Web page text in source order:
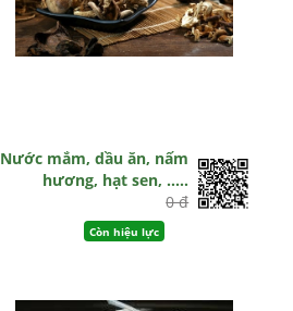
Nước mắm, dầu ăn, nấm
hương, hạt sen, .....
0 đ
Còn hiệu lực